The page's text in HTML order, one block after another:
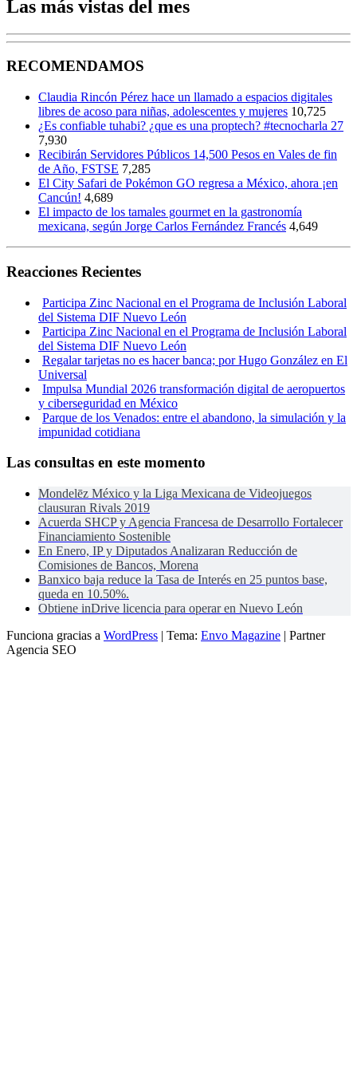
Las más vistas del mes
RECOMENDAMOS
Claudia Rincón Pérez hace un llamado a espacios digitales
libres de acoso para niñas, adolescentes y mujeres 10,725
¿Es confiable tuhabi? ¿que es una proptech? #tecnocharla 27
7,930
Recibirán Servidores Públicos 14,500 Pesos en Vales de fin
de Año, FSTSE 7,285
El City Safari de Pokémon GO regresa a México, ahora ¡en
Cancún! 4,689
El impacto de los tamales gourmet en la gastronomía
mexicana, según Jorge Carlos Fernández Francés 4,649
Reacciones Recientes
Participa Zinc Nacional en el Programa de Inclusión Laboral
del Sistema DIF Nuevo León
Participa Zinc Nacional en el Programa de Inclusión Laboral
del Sistema DIF Nuevo León
Regalar tarjetas no es hacer banca; por Hugo González en El
Universal
Impulsa Mundial 2026 transformación digital de aeropuertos
y ciberseguridad en México
Parque de los Venados: entre el abandono, la simulación y la
impunidad cotidiana
Las consultas en este momento
Mondelēz México y la Liga Mexicana de Videojuegos
clausuran Rivals 2019
Acuerda SHCP y Agencia Francesa de Desarrollo Fortalecer
Financiamiento Sostenible
En Enero, IP y Diputados Analizaran Reducción de
Comisiones de Bancos, Morena
Banxico baja reduce la Tasa de Interés en 25 puntos base,
queda en 10.50%.
Obtiene inDrive licencia para operar en Nuevo León
Funciona gracias a WordPress | Tema: Envo Magazine | Partner
Agencia SEO